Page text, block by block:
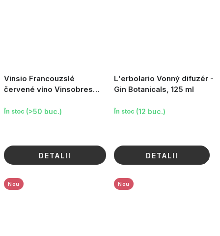
Vinsio Francouzslé
červené víno Vinsobres
În stoc (>50 buc.)
DETALII
L'erbolario Vonný difuzér -
Gin Botanicals, 125 ml
În stoc (12 buc.)
DETALII
Nou Nou